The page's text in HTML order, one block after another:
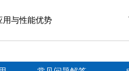
用与性能优势